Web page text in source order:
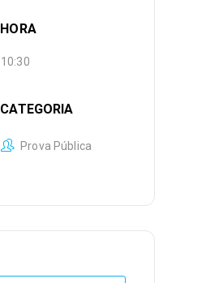
HORA
10:30
CATEGORIA
Prova Pública